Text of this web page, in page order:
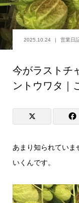
2025.10.24 営業日
今がラストチ
ントウワタ｜
あまり知られていま
いくんです。